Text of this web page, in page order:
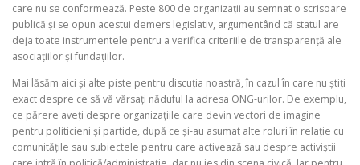
care nu se conformează. Peste 800 de organizații au semnat o scrisoare
publică și se opun acestui demers legislativ, argumentând că statul are
deja toate instrumentele pentru a verifica criteriile de transparență ale
asociațiilor și fundațiilor.
Mai lăsăm aici și alte piste pentru discuția noastră, în cazul în care nu știți
exact despre ce să vă vărsați năduful la adresa ONG-urilor. De exemplu,
ce părere aveți despre organizațiile care devin vectori de imagine
pentru politicieni și partide, după ce și-au asumat alte roluri în relație cu
comunitățile sau subiectele pentru care activează sau despre activiștii